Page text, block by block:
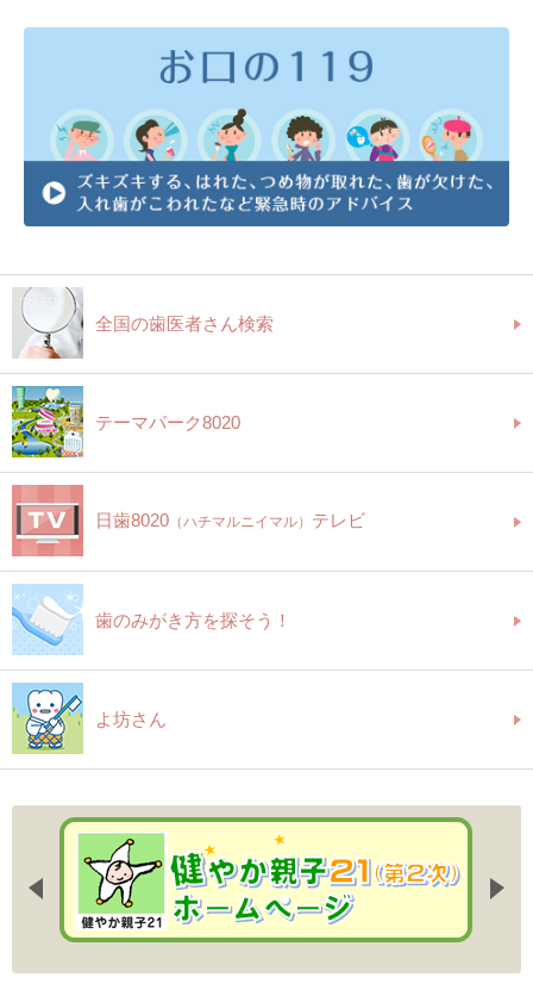
全国の歯医者さん検索
テーマパーク8020
日歯8020 （ハチマルニイマル） テレビ
歯のみがき方を探そう！
よ坊さん